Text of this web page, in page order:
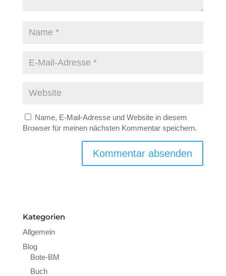
Name, E-Mail-Adresse und Website in diesem
Browser für meinen nächsten Kommentar speichern.
Kategorien
Allgemein
Blog
Bote-BM
Buch